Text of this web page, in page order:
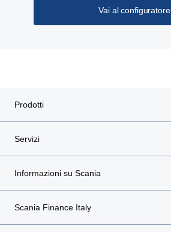
Vai al configuratore
Prodotti
Servizi
Informazioni su Scania
Scania Finance Italy